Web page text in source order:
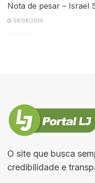
Nota de pesar – Israel
08/08/2026
O site que busca
credibilidade e